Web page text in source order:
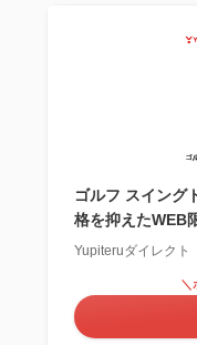
ゴルフ スイング
格を抑えたWEB
Yupiteruダイレク
＼